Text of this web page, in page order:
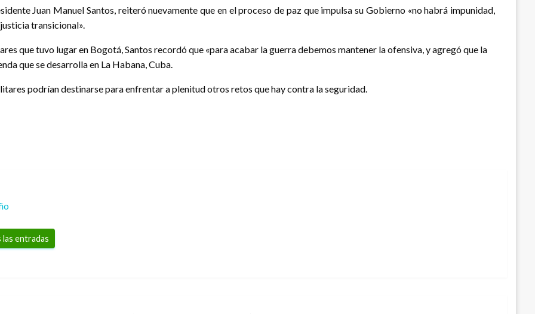
Juan Manuel Santos, reiteró nuevamente que en el proceso de paz que impulsa su Gobierno «no habrá impunidad,
transicional».
que tuvo lugar en Bogotá, Santos recordó que «para acabar la guerra debemos mantener la ofensiva, y agregó que la
que se desarrolla en La Habana, Cuba.
podrían destinarse para enfrentar a plenitud otros retos que hay contra la seguridad.
entradas